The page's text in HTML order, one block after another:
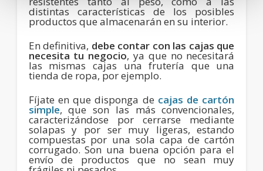
distintas características de los posibles
productos que almacenarán en su interior.
En definitiva, debe contar con las cajas que
necesita tu negocio, ya que no necesitará
las mismas cajas una frutería que una
tienda de ropa, por ejemplo.
Fíjate en que disponga de cajas de cartón
simple, que son las más convencionales,
caracterizándose por cerrarse mediante
solapas y por ser muy ligeras, estando
compuestas por una sola capa de cartón
corrugado. Son una buena opción para el
envío de productos que no sean muy